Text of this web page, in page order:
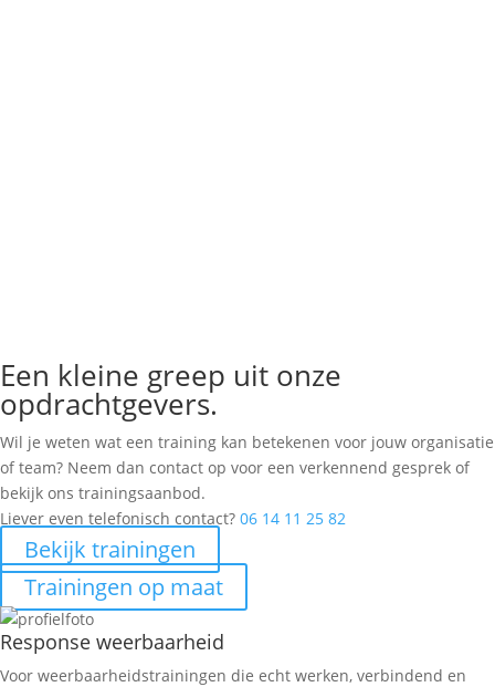
Een kleine greep uit onze
opdrachtgevers.
Wil je weten wat een training kan betekenen voor jouw organisatie
of team? Neem dan contact op voor een verkennend gesprek of
bekijk ons trainingsaanbod.
Liever even telefonisch contact? 06 14 11 25 82
Bekijk trainingen
Trainingen op maat
Response weerbaarheid
Voor weerbaarheidstrainingen die echt werken, verbindend en